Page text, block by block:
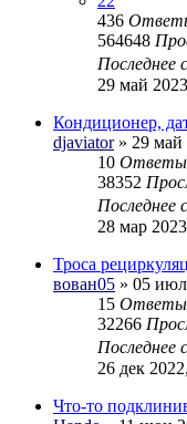
436
564648
Последнее
29 май
Кондиционер,
djaviator» 29 май
10 Ответы
38352
Последнее
28 мар
Троса
вован05 » 05
15 Ответы
32266
Последнее
26 дек
Что-то